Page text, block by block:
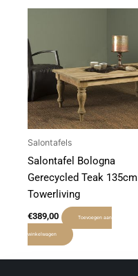
Salontafels
Salontafel Bologna
Gerecycled Teak 135cm
Towerliving
€389,00 Toevoegen aan
winkelwagen